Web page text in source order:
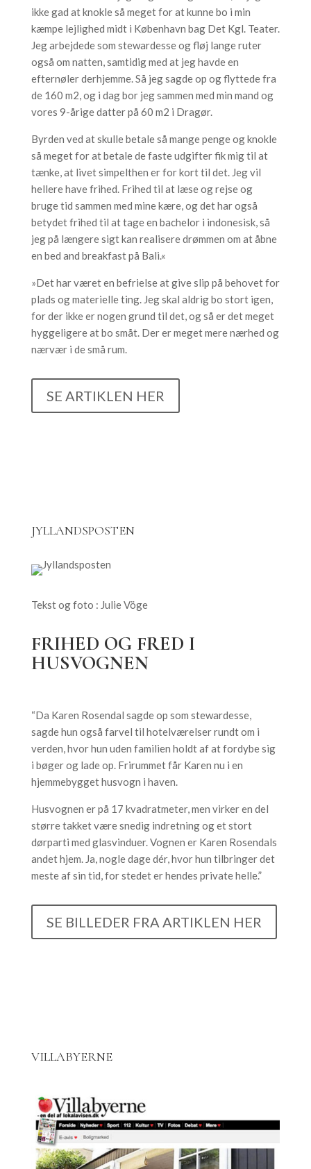
ikke gad at knokle så meget for at kunne bo i min
kæmpe lejlighed midt i København bag Det Kgl. Teater.
Jeg arbejdede som stewardesse og fløj lange ruter
også om natten, samtidig med at jeg havde en
efternøler derhjemme. Så jeg sagde op og flyttede fra
de 160 m2, og i dag bor jeg sammen med min mand og
vores 9-årige datter på 60 m2 i Dragør.
Byrden ved at skulle betale så mange penge og knokle
så meget for at betale de faste udgifter fik mig til at
tænke, at livet simpelthen er for kort til det. Jeg vil
hellere have frihed. Frihed til at læse og rejse og
bruge tid sammen med mine kære, og det har også
betydet frihed til at tage en bachelor i indonesisk, så
jeg på længere sigt kan realisere drømmen om at åbne
en bed and breakfast på Bali.«
»Det har været en befrielse at give slip på behovet for
plads og materielle ting. Jeg skal aldrig bo stort igen,
for der ikke er nogen grund til det, og så er det meget
hyggeligere at bo småt. Der er meget mere nærhed og
nærvær i de små rum.
SE ARTIKLEN HER
JYLLANDSPOSTEN
Tekst og foto : Julie Vöge
FRIHED OG FRED I
HUSVOGNEN
“Da Karen Rosendal sagde op som stewardesse,
sagde hun også farvel til hotelværelser rundt om i
verden, hvor hun uden familien holdt af at fordybe sig
i bøger og lade op. Frirummet får Karen nu i en
hjemmebygget husvogn i haven.
Husvognen er på 17 kvadratmeter, men virker en del
større takket være snedig indretning og et stort
dørparti med glasvinduer. Vognen er Karen Rosendals
andet hjem. Ja, nogle dage dér, hvor hun tilbringer det
meste af sin tid, for stedet er hendes private helle.”
SE BILLEDER FRA ARTIKLEN HER
VILLABYERNE